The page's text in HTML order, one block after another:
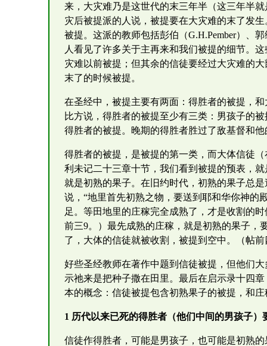
来，大灾难乃是这世代的末三年半（这三年半
灾后被提派的人说，被提要在大灾难的末了发
被提。这派的教师包括彭伯（G.H.Pember）、
人看见了许多关于主再来和我们被提的细节。
灾难以前被提；但其余的信徒要经过大灾难的
末了的时候被提。
在圣经中，被提主要有两面：得胜者的被提，
比方说，得胜者的被提至少有三类：男孩子的
得胜者的被提。晚期的得胜者胜过了敌基督和
得胜者的被提，是被提的第一类，而大体信徒
利未记二十三章十节，我们看到被提的预表，
就是初熟的果子。在旧约时代，初熟的果子总
说，“地里首先初熟之物，要送到耶和华你神的
足。等田地里的庄稼完全成熟了，才是收割的
前三9。）最先成熟的庄稼，就是初熟的果子，
了，大体的信徒就被收割，被提到空中。（帖前
好些圣经教师在著作中题到信徒被提，但他们
示祂来是把种子撒在田里。最后在启示录十四
本的概念：信徒被提包含初熟果子的被提，和
1 历代以来已死的得胜者（他们中间的男孩子）
信徒作得胜者，可能是男孩子，也可能是初熟